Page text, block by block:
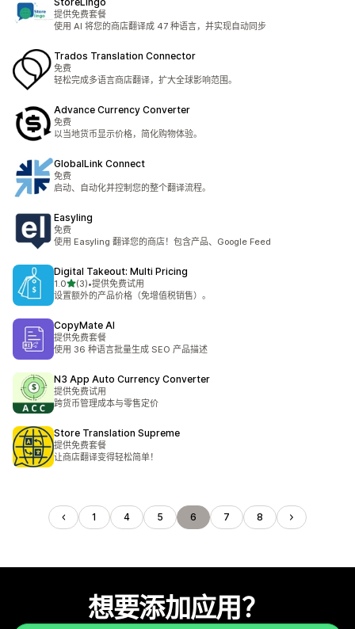
提供免费套餐
使用 AI 将您的商店翻译成 47 种语言，并实现自动同步
Trados Translation Connector
免费
轻松完成多语言商店翻译，扩大全球影响范围。
Advance Currency Converter
免费
以当地货币显示价格，简化购物体验。
GlobalLink Connect
免费
启动、自动化并控制您的整个翻译流程。
Easyling
免费
使用 Easyling 翻译您的商店！包含产品、Google Feed
Digital Takeout: Multi Pricing
1.0星（满分 5 星）
(3)
总共 3 条评论
•提供免费试用
设置额外的产品价格（免增值税销售）。
CopyMate AI
提供免费套餐
使用 36 种语言批量生成 SEO 产品描述
N3 App Auto Currency Converter
提供免费试用
跨货币管理成本与零售定价
Store Translation Supreme
提供免费套餐
让商店翻译变得轻松简单！
1 4 5 6 7 8
想要添加应用？